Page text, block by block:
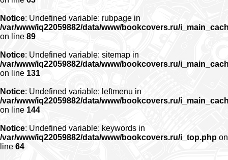
Notice: Undefined variable: rubpage in
/var/www/iq22059882/data/www/bookcovers.ru/
on line 89
Notice: Undefined variable: sitemap in
/var/www/iq22059882/data/www/bookcovers.ru/
on line 131
Notice: Undefined variable: leftmenu in
/var/www/iq22059882/data/www/bookcovers.ru/
on line 144
Notice: Undefined variable: keywords in
/var/www/iq22059882/data/www/bookcovers.ru/i_top.php on
line 64